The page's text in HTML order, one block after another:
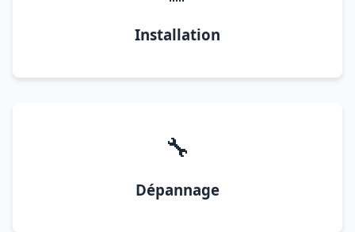
Installation
🔧
Dépannage